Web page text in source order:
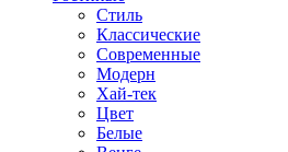
Стиль
Классические
Современные
Модерн
Хай-тек
Цвет
Белые